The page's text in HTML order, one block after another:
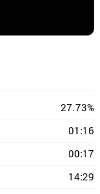
27.73%
01:16
00:17
14:29